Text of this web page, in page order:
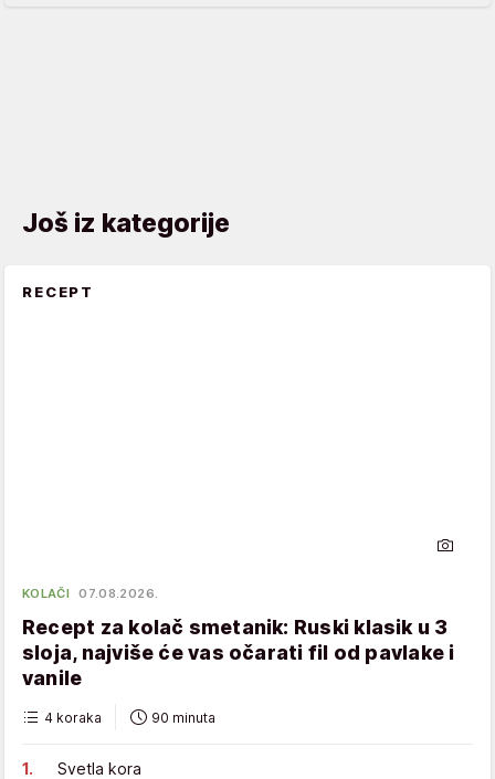
Još iz kategorije
RECEPT
KOLAČI 07.08.2026.
Recept za kolač smetanik: Ruski klasik u 3
sloja, najviše će vas očarati fil od pavlake i
vanile
4 koraka 90 minuta
Svetla kora